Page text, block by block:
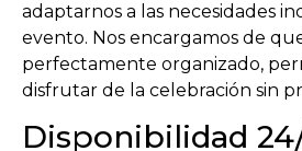
adaptarnos a las necesidades
evento. Nos encargamos de
perfectamente organizado,
disfrutar de la celebración sin
Disponibilidad